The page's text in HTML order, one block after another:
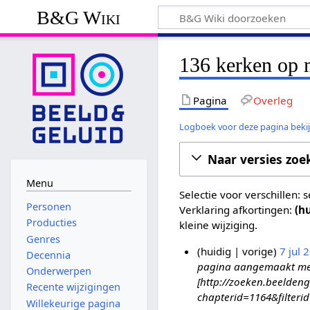
B&G Wiki
136 kerken op
Pagina Overleg
Logboek voor deze pagina
Naar versies
Selectie voor verschillen:
Verklaring afkortingen:
kleine wijziging.
huidig vorige 7 jul
pagina aangemaakt
[http://
Menu
Personen
Producties
Genres
Decennia
Onderwerpen
Recente wijzigingen
Willekeurige pagina